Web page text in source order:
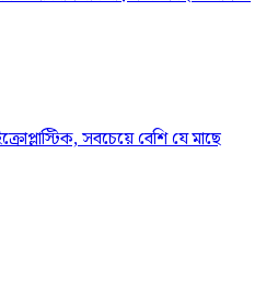
সবচেয়ে বেশি যে মাছে